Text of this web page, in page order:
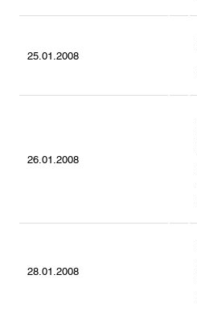
25.01.2008
26.01.2008
28.01.2008